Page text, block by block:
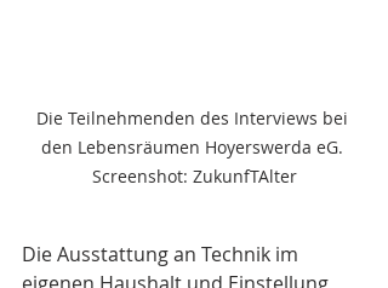
Die Teilnehmenden des Interviews bei
den Lebensräumen Hoyerswerda eG.
Screenshot: ZukunfTAlter
Die Ausstattung an Technik im